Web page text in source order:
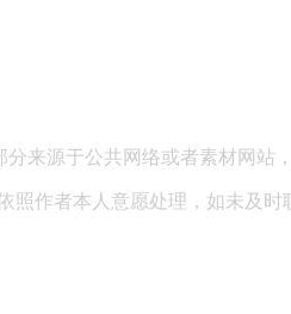
来源于公共网络或者素材网站
照作者本人意愿处理，如未及时